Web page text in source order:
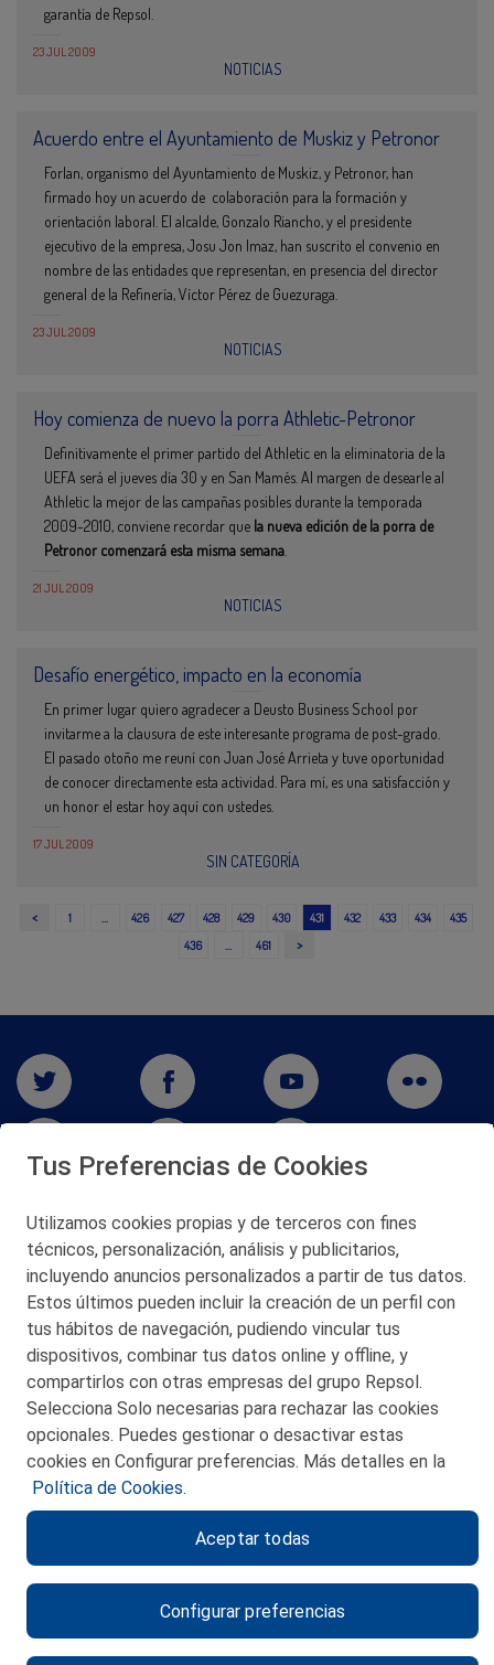
garantía de Repsol.
23 JUL 2009
NOTICIAS
Acuerdo entre el Ayuntamiento de Muskiz y Petronor
Forlan, organismo del Ayuntamiento de Muskiz, y Petronor, han
firmado hoy un acuerdo de colaboración para la formación y
orientación laboral. El alcalde, Gonzalo Riancho, y el presidente
ejecutivo de la empresa, Josu Jon Imaz, han suscrito el convenio en
nombre de las entidades que representan, en presencia del director
general de la Refinería, Víctor Pérez de Guezuraga.
23 JUL 2009
NOTICIAS
Hoy comienza de nuevo la porra Athletic-Petronor
Definitivamente el primer partido del Athletic en la eliminatoria de la
UEFA será el jueves día 30 y en San Mamés. Al margen de desearle al
Athletic la mejor de las campañas posibles durante la temporada
2009-2010, conviene recordar que la nueva edición de la porra de
Petronor comenzará esta misma semana
21 JUL 2009
NOTICIAS
Desafío energético, impacto en la economía
En primer lugar quiero agradecer a Deusto Business School por
invitarme a la clausura de este interesante programa de post-grado.
El pasado otoño me reuní con Juan José Arrieta y tuve oportunidad
de conocer directamente esta actividad. Para mí, es una satisfacción y
un honor el estar hoy aquí con ustedes.
17 JUL 2009
SIN CATEGORÍA
< 1 … 426 427 428 429 430 431 432 433 434
435
436
… 461 >
San Martín 5-Edificio Muñatones,
48550 Muskiz (Bizkaia)
Telf. 946 357 000
© 2026 Petronor S.A.
CONTACTO
POLITICA DE PRIVACIDAD
AVISO LEGAL
POLITICA DE COOKIES
Tus Preferencias de Cookies
Utilizamos cookies propias y de terceros con fines
técnicos, personalización, análisis y publicitarios,
incluyendo anuncios personalizados a partir de tus datos.
Estos últimos pueden incluir la creación de un perfil con
tus hábitos de navegación, pudiendo vincular tus
dispositivos, combinar tus datos online y offline, y
compartirlos con otras empresas del grupo Repsol.
Selecciona Solo necesarias para rechazar las cookies
opcionales. Puedes gestionar o desactivar estas
cookies en Configurar preferencias. Más detalles en la
Política de Cookies.
Configurar preferencias
Aceptar todas